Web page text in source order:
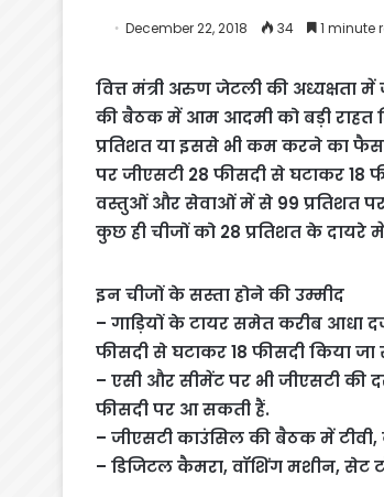
December 22, 2018 34 1 minute
वित्त मंत्री अरुण जेटली की अध्यक्षता
की बैठक में आम आदमी को बड़ी राहत
प्रतिशत या इससे भी कम करने का
पर जीएसटी 28 फीसदी से घटाकर 18
वस्तुओं और सेवाओं में से 99 प्रतिशत पर
कुछ ही चीजों को 28 प्रतिशत के दायरे
इन चीजों के सस्ता होने की उम्मीद
– गाड़ियों के टायर समेत करीब आधा
फीसदी से घटाकर 18 फीसदी किया जा
– एसी और सीमेंट पर भी जीएसटी की
फीसदी पर आ सकती हैं.
– जीएसटी काउंसिल की बैठक में
– डिजिटल कैमरा, वॉशिंग मशीन, सेट